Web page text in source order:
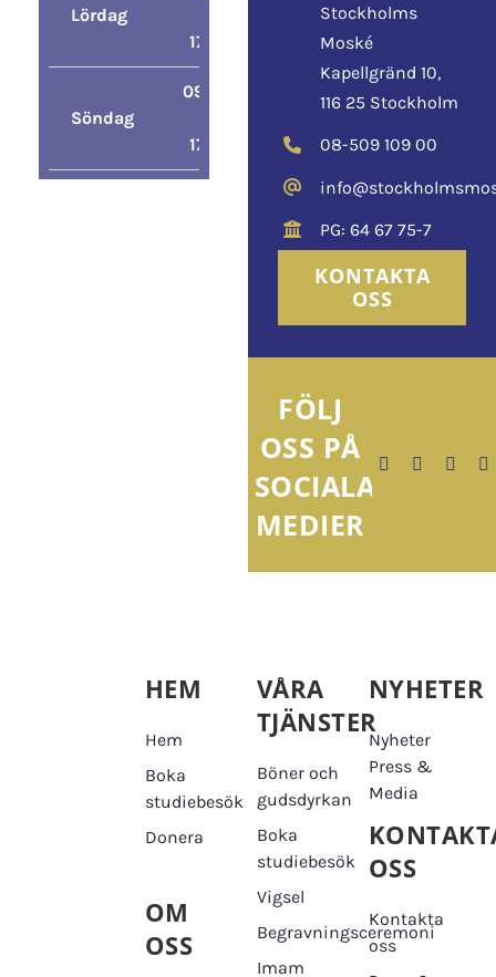
Lördag
17:00
Söndag
09:00
17:00
Stockholms
Moské
Kapellgränd 10,
116 25 Stockholm
08-509 109 00
PG: 64 67 75-7
KONTAKTA
OSS
FÖLJ
OSS PÅ
SOCIALA
MEDIER
HEM
Hem
Boka
studiebesök
Donera
OM
OSS
VÅRA
TJÄNSTER
Böner och
gudsdyrkan
Boka
studiebesök
Vigsel
Begravningsceremoni
Imam
NYHETER
Nyheter
Press &
Media
OSS
Kontakta
oss